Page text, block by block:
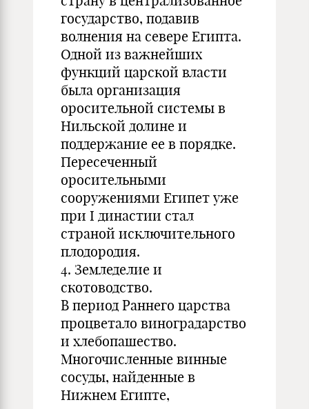
государство, подавив
волнения на севере Египта.
Одной из важнейших
функций царской власти
была организация
оросительной системы в
Нильской долине и
поддержание ее в порядке.
Пересеченный
оросительными
сооружениями Египет уже
при I династии стал
страной исключительного
плодородия.
4. Земледелие и
скотоводство.
В период Раннего царства
процветало виноградарство
и хлебопашество.
Многочисленные винные
сосуды, найденные в
Нижнем Египте,